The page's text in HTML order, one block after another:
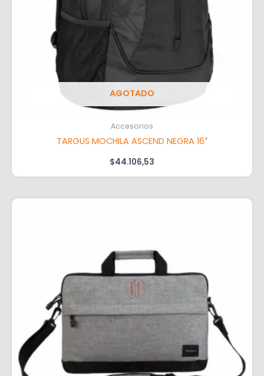
AGOTADO
Accesorios
TARGUS MOCHILA ASCEND NEGRA 16″
$44.106,53